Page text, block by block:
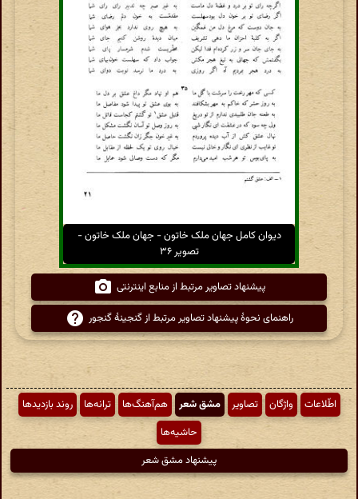
دیوان کامل جهان ملک خاتون - جهان ملک خاتون -
تصویر ۳۶
پیشنهاد تصاویر مرتبط از منابع اینترنتی
راهنمای نحوهٔ پیشنهاد تصاویر مرتبط از گنجینهٔ گنجور
اطّلاعات واژگان تصاویر مشق شعر هم‌آهنگ‌ها ترانه‌ها
روند بازدیدها
حاشیه‌ها
پیشنهاد مشق شعر